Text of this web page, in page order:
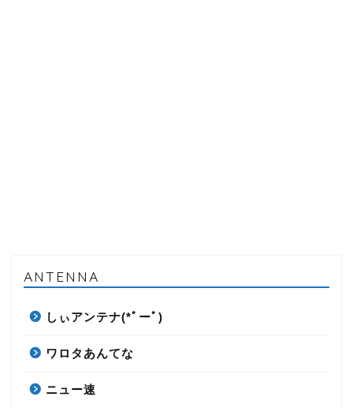
ANTENNA
しぃアンテナ(*ﾟーﾟ)
ワロタあんてな
ニュー速